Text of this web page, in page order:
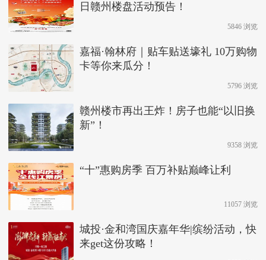
日赣州楼盘活动预告！
5846 浏览
嘉福·翰林府｜贴车贴送壕礼 10万购物
卡等你来瓜分！
5796 浏览
赣州楼市再出王炸！房子也能“以旧换
新”！
9358 浏览
“十”惠购房季 百万补贴巅峰让利
11057 浏览
城投·金和湾国庆嘉年华|缤纷活动，快
来get这份攻略！